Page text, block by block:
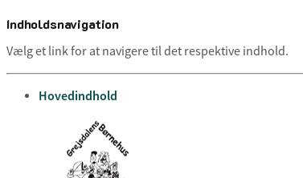
Indholdsnavigation
Vælg et link for at navigere til det respektive indhold.
gå til
Hovedindhold